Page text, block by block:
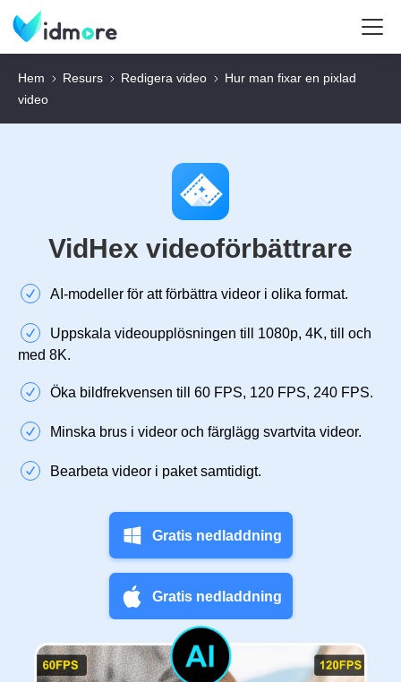
Hem Resurs Redigera video
Hur man fixar en pixlad
video
VidHex videoförbättrare
AI-modeller för att förbättra videor i olika format.
Uppskala videoupplösningen till 1080p, 4K, till och
med 8K.
Öka bildfrekvensen till 60 FPS, 120 FPS, 240 FPS.
Minska brus i videor och färglägg svartvita videor.
Bearbeta videor i paket samtidigt.
Gratis nedladdning
Gratis nedladdning